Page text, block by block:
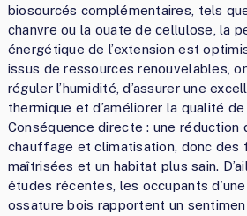
biosourcés complémentaires, tels
chanvre ou la ouate de cellulose, la
énergétique de l’extension est
issus de ressources renouvelables,
réguler l’humidité, d’assurer une
thermique et d’améliorer la qualité de
Conséquence directe : une réduction
chauffage et climatisation, donc des
maîtrisées et un habitat plus sain.
études récentes, les occupants
ossature bois rapportent un